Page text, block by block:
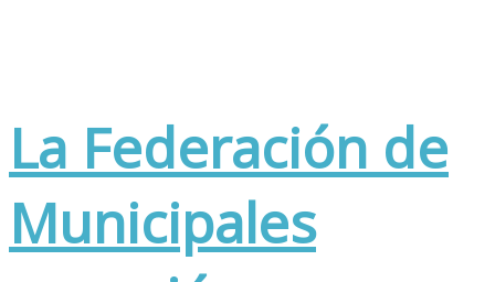
La Federación de
Municipales